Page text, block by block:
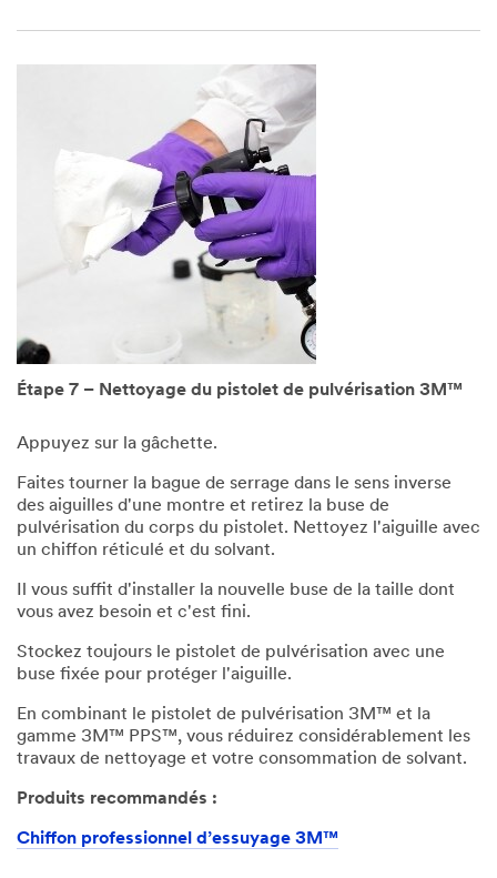
Étape 7 – Nettoyage du pistolet de pulvérisation 3M™
Appuyez sur la gâchette.
Faites tourner la bague de serrage dans le sens inverse
des aiguilles d'une montre et retirez la buse de
pulvérisation du corps du pistolet. Nettoyez l'aiguille avec
un chiffon réticulé et du solvant.
Il vous suffit d'installer la nouvelle buse de la taille dont
vous avez besoin et c'est fini.
Stockez toujours le pistolet de pulvérisation avec une
buse fixée pour protéger l'aiguille.
En combinant le pistolet de pulvérisation 3M™ et la
gamme 3M™ PPS™, vous réduirez considérablement les
travaux de nettoyage et votre consommation de solvant.
Produits recommandés :
Chiffon professionnel d’essuyage 3M™